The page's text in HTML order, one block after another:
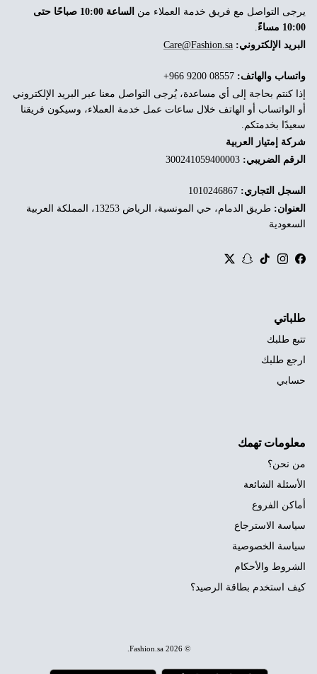
يرجى التواصل مع فريق خدمة العملاء من
الساعة 10:00 صباحًا حتى
10:00 مساءً
البريد الإلكتروني: Care@Fashion.sa
واتساب والهاتف:
إذا كنتم بحاجة إلى أي مساعدة، يُرجى التواصل معنا عبر البريد الإلكتروني
أو الواتساب أو الهاتف خلال ساعات عمل خدمة العملاء، وسيكون فريقنا
سعيدًا بخدمتكم.
شركة إمتياز العربية
الرقم الضريبي:
السجل التجاري:
العنوان:
طريق الدمام، حي المونسية، الرياض 13253، المملكة العربية
السعودية
Facebook
Instagram
TikTok
Snapchat
Twitter
طلباتي
تتبع طلبك
ارجع طلبك
حسابي
معلومات تهمك
من نحن؟
الأسئلة الشائعة
أماكن الفروع
سياسة الاسترجاع
سياسة الخصوصية
الشروط والأحكام
كيف استخدم بطاقة الرصيد؟
© 2026
Fashion.sa